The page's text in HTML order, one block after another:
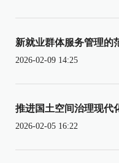
新就业群体服务管理的
2026-02-09 14:25
推进国土空间治理现代
2026-02-05 16:22